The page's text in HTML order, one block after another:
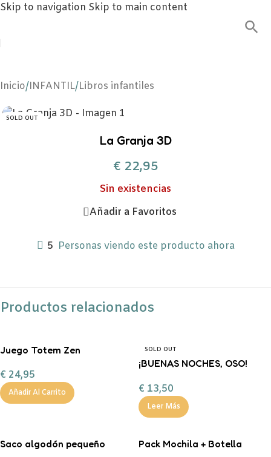
Skip to navigation Skip to main content
Inicio/INFANTIL/Libros infantiles
SOLD OUT
La Granja 3D
€22,95
Sin existencias
Añadir a Favoritos
5 Personas viendo este producto ahora
Productos relacionados
Juego Totem Zen
€ 24,95
Añadir Al Carrito
SOLD OUT
¡BUENAS NOCHES, OSO!
€ 13,50
Leer Más
Saco algodón pequeño
Pack Mochila + Botella